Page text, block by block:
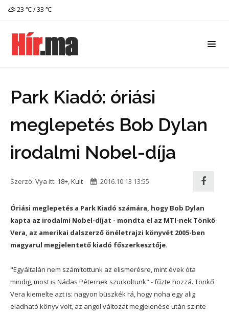
23 ℃ / 33 ℃
Park Kiadó: óriási
meglepetés Bob Dylan
irodalmi Nobel-díja
Szerző: Vya itt: 18+,Kult 2016.10.13 13:55
Óriási meglepetés a Park Kiadó számára, hogy Bob Dylan
kapta az irodalmi Nobel-díjat - mondta el az MTI-nek Tönkő
Vera, az amerikai dalszerző önéletrajzi könyvét 2005-ben
magyarul megjelentető kiadó főszerkesztője.
"Egyáltalán nem számítottunk az elismerésre, mint évek óta
mindig, most is Nádas Péternek szurkoltunk" - fűzte hozzá. Tönkő
Vera kiemelte azt is: nagyon büszkék rá, hogy noha egy alig
eladható könyv volt, az angol változat megjelenése után szinte